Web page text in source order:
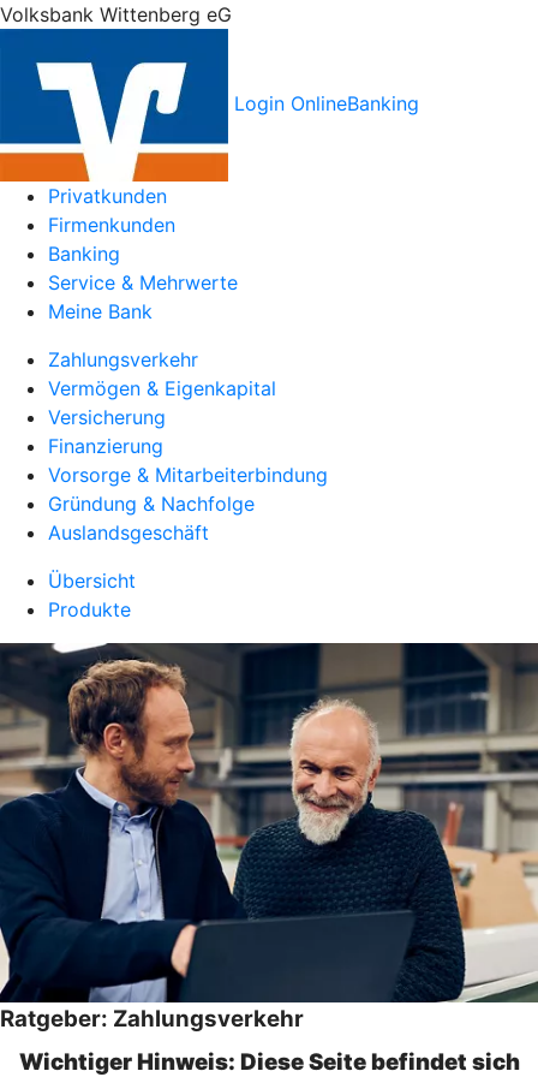
Volksbank Wittenberg eG
Login OnlineBanking
Privatkunden
Firmenkunden
Banking
Service & Mehrwerte
Meine Bank
Zahlungsverkehr
Vermögen & Eigenkapital
Versicherung
Finanzierung
Vorsorge & Mitarbeiterbindung
Gründung & Nachfolge
Auslandsgeschäft
Übersicht
Produkte
Ratgeber: Zahlungsverkehr
Wichtiger Hinweis: Diese Seite befindet sich